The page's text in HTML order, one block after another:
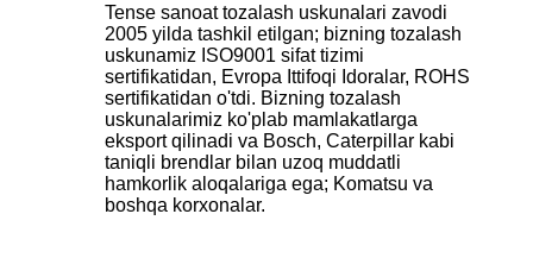
Tense sanoat tozalash uskunalari zavodi
2005 yilda tashkil etilgan; bizning tozalash
uskunamiz ISO9001 sifat tizimi
sertifikatidan, Evropa Ittifoqi Idoralar, ROHS
sertifikatidan o'tdi. Bizning tozalash
uskunalarimiz ko'plab mamlakatlarga
eksport qilinadi va Bosch, Caterpillar kabi
taniqli brendlar bilan uzoq muddatli
hamkorlik aloqalariga ega; Komatsu va
boshqa korxonalar.